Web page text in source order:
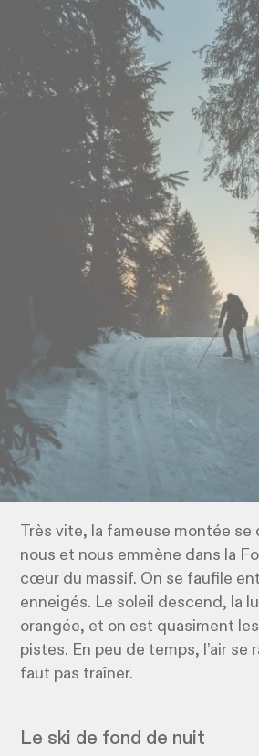
Très vite, la fameuse montée se
nous et nous emmène dans la
cœur du massif. On se faufile
enneigés. Le soleil descend, la
orangée, et on est quasiment
pistes. En peu de temps, l’air se
faut pas traîner.
Le ski de fond de nuit